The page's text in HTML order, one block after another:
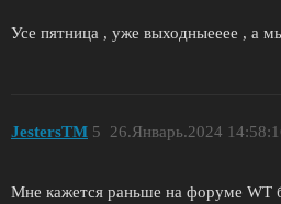
Усе пятница , уже выходныееее , а
JestersTM 26.Январь.2024
5
Мне кажется раньше на форуме WT